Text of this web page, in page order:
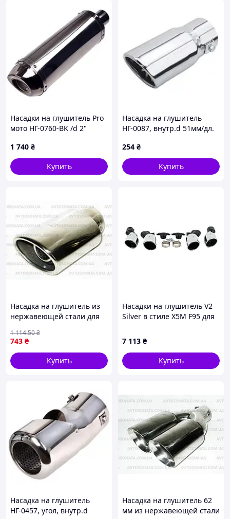
Насадки на глушитель Pro
мото НГ-0760-BK /d 2"
1 740 ₴
Купить
Насадка на глушитель
НГ-0087, внутр.d 51мм/дл.
254 ₴
Купить
Насадка на глушитель из
нержавеющей стали для
стильный аксессуар для
улучшения внешнего вида
FLAME
743 ₴
1 114.50₴
Купить
Насадки на глушитель V2
Silver в стиле X5M F95 для
7 113 ₴
Купить
Насадка на глушитель
НГ-0457, угол, внутр.d
Насадка на глушитель 62
мм из нержавеющей стали